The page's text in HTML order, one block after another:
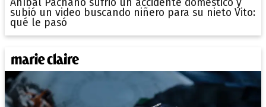
subió un video buscando niñero para su nieto Vito:
qué le pasó